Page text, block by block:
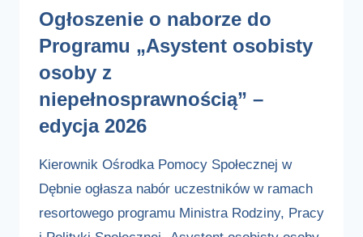
Ogłoszenie o naborze do
Programu „Asystent osobisty
osoby z
niepełnosprawnością” –
edycja 2026
Kierownik Ośrodka Pomocy Społecznej w
Dębnie ogłasza nabór uczestników w ramach
resortowego programu Ministra Rodziny, Pracy